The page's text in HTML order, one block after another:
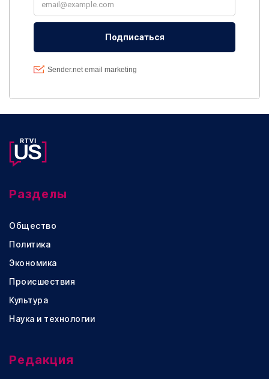
Разделы
Общество
Политика
Экономика
Происшествия
Культура
Наука и технологии
Редакция